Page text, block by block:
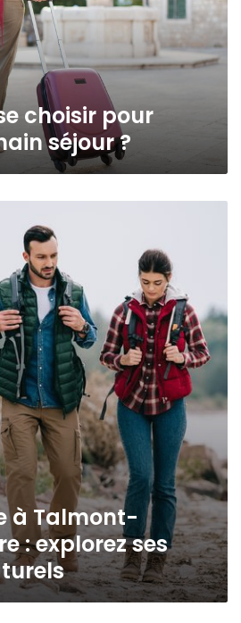
choisir pour
séjour ?
à Talmont-
: explorez ses